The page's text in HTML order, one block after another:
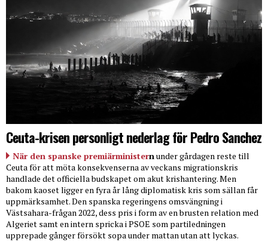
Ceuta-krisen personligt nederlag för Pedro Sanchez
När den spanske premiärministernunder gårdagen reste till
Ceuta för att möta konsekvenserna av veckans migrationskris
handlade det officiella budskapet om akut krishantering. Men
bakom kaoset ligger en fyra år lång diplomatisk kris som sällan får
uppmärksamhet. Den spanska regeringens omsvängning i
Västsahara-frågan 2022, dess pris i form av en brusten relation med
Algeriet samt en intern spricka i PSOE som partiledningen
upprepade gånger försökt sopa under mattan utan att lyckas.